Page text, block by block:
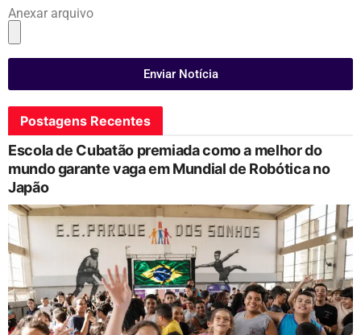
Anexar arquivo
Enviar Notícia
Postagens Recentes
Escola de Cubatão premiada como a melhor do
mundo garante vaga em Mundial de Robótica no
Japão